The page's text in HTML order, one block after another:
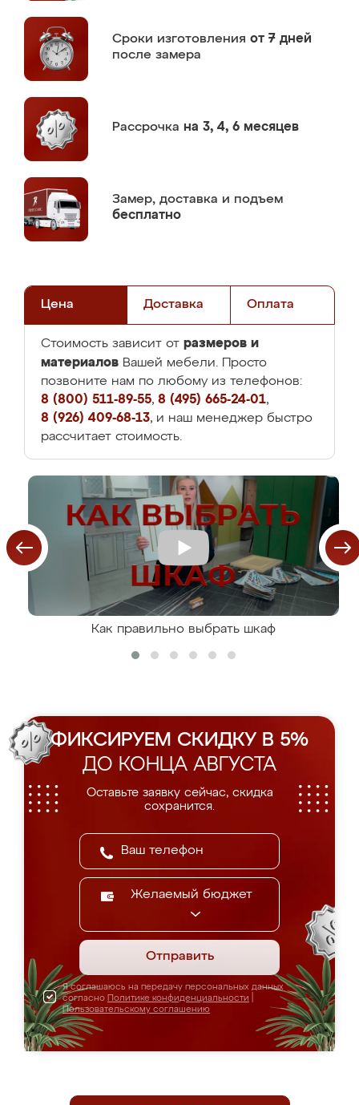
Сроки изготовления от 7 дней
после замера
Рассрочка на 3, 4, 6 месяцев
Замер, доставка и подъем
бесплатно
Цена Доставка Оплата
Стоимость зависит от размеров и
материалов Вашей мебели. Просто
позвоните нам по любому из телефонов:
8 (800) 511-89-55, 8 (495) 665-24-01,
8 (926) 409-68-13, и наш менеджер быстро
рассчитает стоимость.
Как правильно выбрать шкаф
ФИКСИРУЕМ СКИДКУ В 5%
ДО КОНЦА АВГУСТА
Оставьте заявку сейчас, скидка
сохранится.
Желаемый бюджет
Отправить
Я соглашаюсь на передачу персональных данных
согласно Политике конфиденциальности
Пользовательскому соглашению